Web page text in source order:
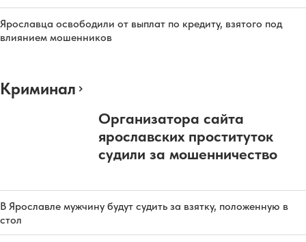
Ярославца освободили от выплат по кредиту, взятого под
влиянием мошенников
Криминал
Организатора сайта
ярославских проституток
судили за мошенничество
В Ярославле мужчину будут судить за взятку, положенную в
стол